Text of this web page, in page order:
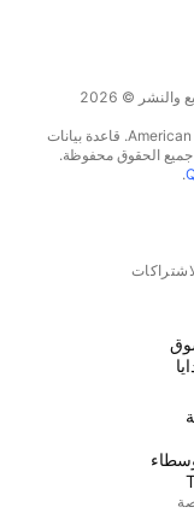
حدد البيانات المرجعية المقدمة من FactSet. حقوق الطبع والنشر © 2026
حقوق الطبع والنشر © 2026، American Bankers Association. قاعدة بيانات
.